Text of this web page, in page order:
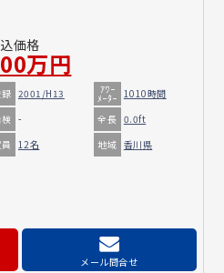
価格
万円
2001/H13 ｱﾜｰ
ﾒｰﾀｰ 1010時間
- 全長 0.0ft
12名 地域 香川県
メール問合せ